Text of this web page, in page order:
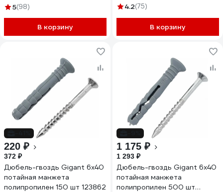
5(98)
В корзину
4.2(75)
В корзину
220 ₽
372 ₽
Дюбель-гвоздь Gigant 6x40
потайная манжета
полипропилен 150 шт 123862
1 175 ₽
1 293 ₽
Дюбель-гвоздь Gigant 6x40
потайная манжета
полипропилен 500 шт